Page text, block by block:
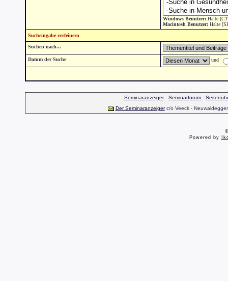
Windows Benutzer: Halte
Macintosh Benutzer: Halte
Sucheingabe verfeinern
Suchen nach...
Datum der Suche und
Seminaranzeiger- Seminarforum-
Der Seminaranzeigerc/o Veeck -
Powered by